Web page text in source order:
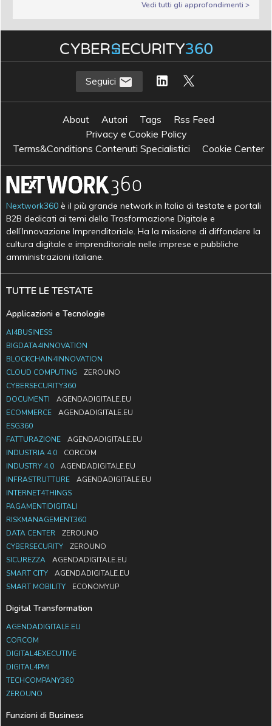
Vedi tutti gli approfondimenti >
Seguici
About Autori Tags
Rss Feed
Privacy e Cookie Policy
Terms&Conditions Contenuti Specialistici
Cookie Center
Nextwork360 è il più grande network in Italia di testate e portali
B2B dedicati ai temi della Trasformazione Digitale e
dell’Innovazione Imprenditoriale. Ha la missione di diffondere la
cultura digitale e imprenditoriale nelle imprese e pubbliche
amministrazioni italiane.
TUTTE LE TESTATE
Applicazioni e Tecnologie
AI4BUSINESS
BIGDATA4INNOVATION
BLOCKCHAIN4INNOVATION
CLOUD COMPUTING
ZEROUNO
CYBERSECURITY360
DOCUMENTI
AGENDADIGITALE.EU
ECOMMERCE
AGENDADIGITALE.EU
ESG360
FATTURAZIONE
AGENDADIGITALE.EU
INDUSTRIA 4.0
CORCOM
INDUSTRY 4.0
AGENDADIGITALE.EU
INFRASTRUTTURE
AGENDADIGITALE.EU
INTERNET4THINGS
PAGAMENTIDIGITALI
RISKMANAGEMENT360
DATA CENTER
ZEROUNO
CYBERSECURITY
ZEROUNO
SICUREZZA
AGENDADIGITALE.EU
SMART CITY
AGENDADIGITALE.EU
SMART MOBILITY
ECONOMYUP
Digital Transformation
AGENDADIGITALE.EU
CORCOM
DIGITAL4EXECUTIVE
DIGITAL4PMI
TECHCOMPANY360
ZEROUNO
Funzioni di Business